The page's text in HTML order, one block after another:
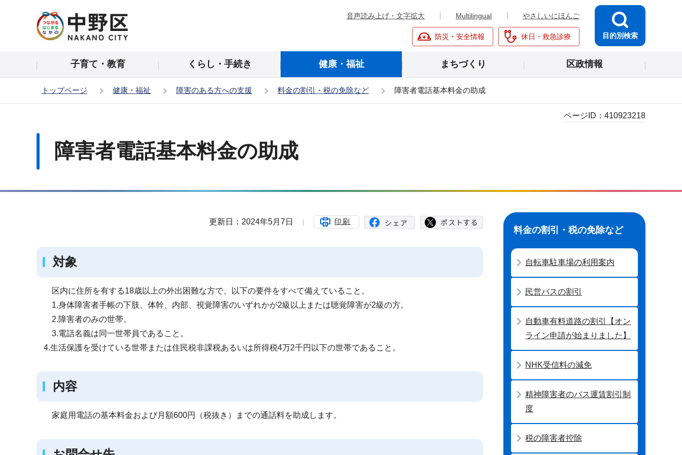
の
頭
音声読み上げ・文字拡大 Multilingual やさしいにほんご
防災・安全情報 休日・救急診療 目的別検索
子育て・教育 くらし・手続き 健康・福祉 まちづくり 区政情報
トップページ 健康・福祉 障害のある方への支援 料金の割引・税の免除など 障害者電話基本料金の助成
障害者電話基本料金の助成
ページID： 410923218
更新日：2024年5月7日 印刷
対象
区内に住所を有する18歳以上の外出困難な方で、以下の要件をすべて備えていること。
1.身体障害者手帳の下肢、体幹、内部、視覚障害のいずれかが2級以上または聴覚障害が2級の方。
2.障害者のみの世帯。
3.電話名義は同一世帯員であること。
4.生活保護を受けている世帯または住民税非課税あるいは所得税4万2千円以下の世帯であること。
内容
家庭用電話の基本料金および月額600円（税抜き）までの通話料を助成します。
こ
ら
料金の割引・税の免除など
自転車駐車場の利用案内
民営バスの割引
自動車有料道路の割引【オン
ライン申請が始まりました】
NHK受信料の減免
精神障害者のバス運賃割引制
度
税の障害者控除